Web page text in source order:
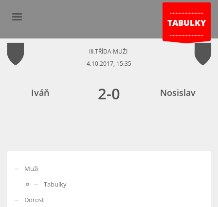
.......................
TABULKY
.......................
III.TŘÍDA MUŽI
4.10.2017, 15:35
Iváň 2-0 Nosislav
Muži
Tabulky
Dorost